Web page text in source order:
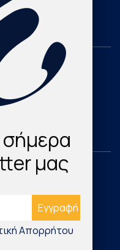
σήμερα
μας
Απορρήτου